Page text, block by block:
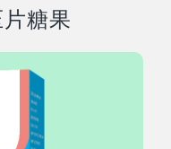
糖果